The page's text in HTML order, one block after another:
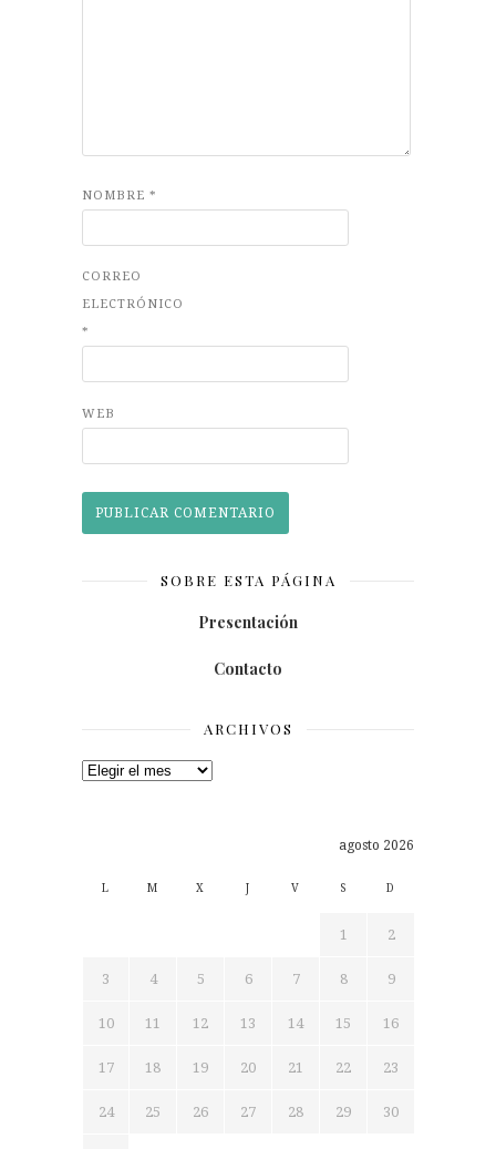
NOMBRE *
CORREO
ELECTRÓNICO
*
WEB
SOBRE ESTA PÁGINA
Presentación
Contacto
ARCHIVOS
Archivos
agosto 2026
L M X V S D
1 2
3 4 5 6 7 8 9
10 11 12 13 14 15 16
17 18 19 20 21 22 23
24 25 26 27 28 29 30